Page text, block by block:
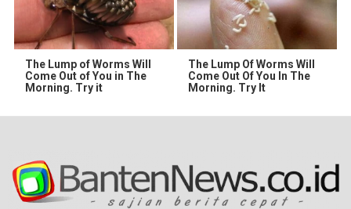
The Lump of Worms Will
Come Out of You in The
Morning. Try it
The Lump Of Worms Will
Come Out Of You In The
Morning. Try It